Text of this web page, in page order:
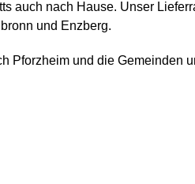
auch nach Hause. Unser
und Enzberg.
Pforzheim und die Gemeinden